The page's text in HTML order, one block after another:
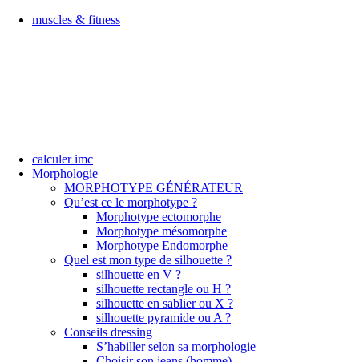
muscles & fitness
calculer imc
Morphologie
MORPHOTYPE GÉNÉRATEUR
Qu’est ce le morphotype ?
Morphotype ectomorphe
Morphotype mésomorphe
Morphotype Endomorphe
Quel est mon type de silhouette ?
silhouette en V ?
silhouette rectangle ou H ?
silhouette en sablier ou X ?
silhouette pyramide ou A ?
Conseils dressing
S’habiller selon sa morphologie